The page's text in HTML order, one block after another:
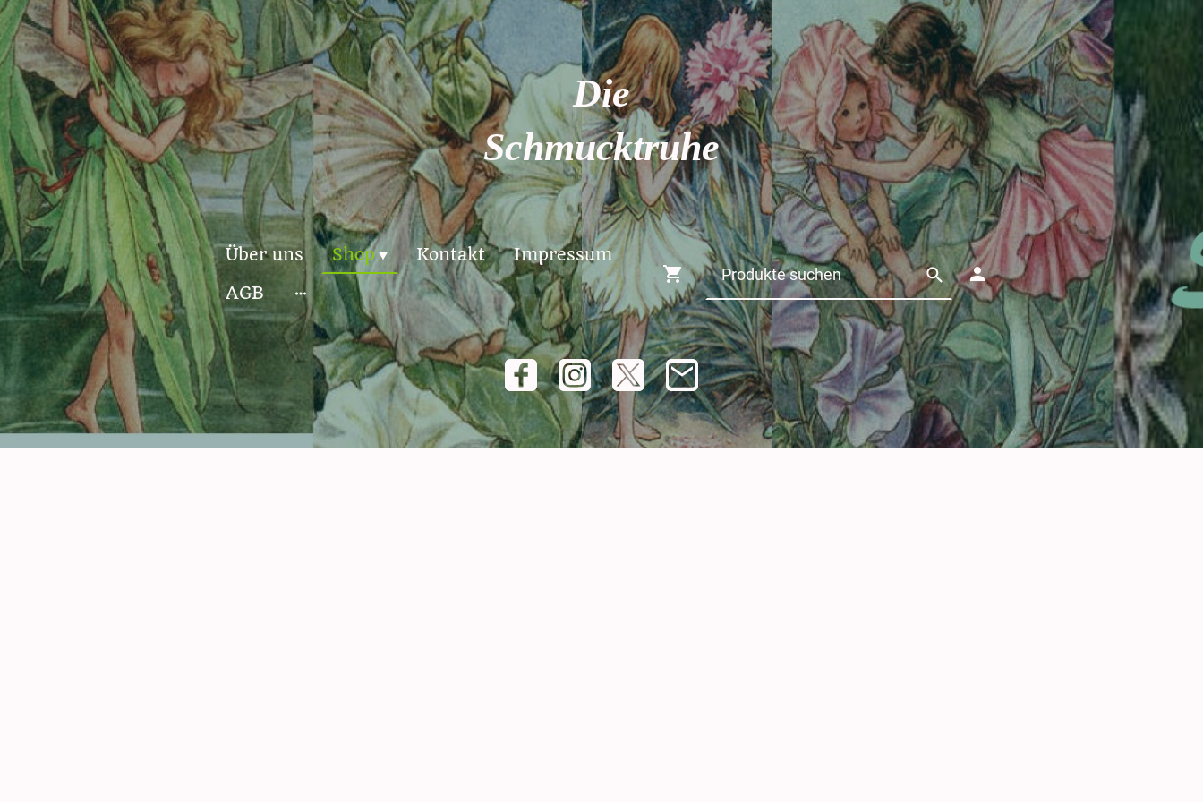
Die
Schmucktruhe
Über uns Shop Kontakt
Impressum
AGB